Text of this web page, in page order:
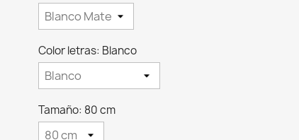
Color letras: Blanco
Tamaño: 80 cm